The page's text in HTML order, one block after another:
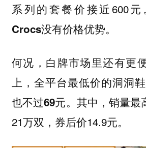
系列的套餐价接近600元
Crocs没有价格优势。
何况，白牌市场里还有更
上， 全平台最低价的洞洞
也不过69元。 其中，销量最
21万双，券后价14.9元。